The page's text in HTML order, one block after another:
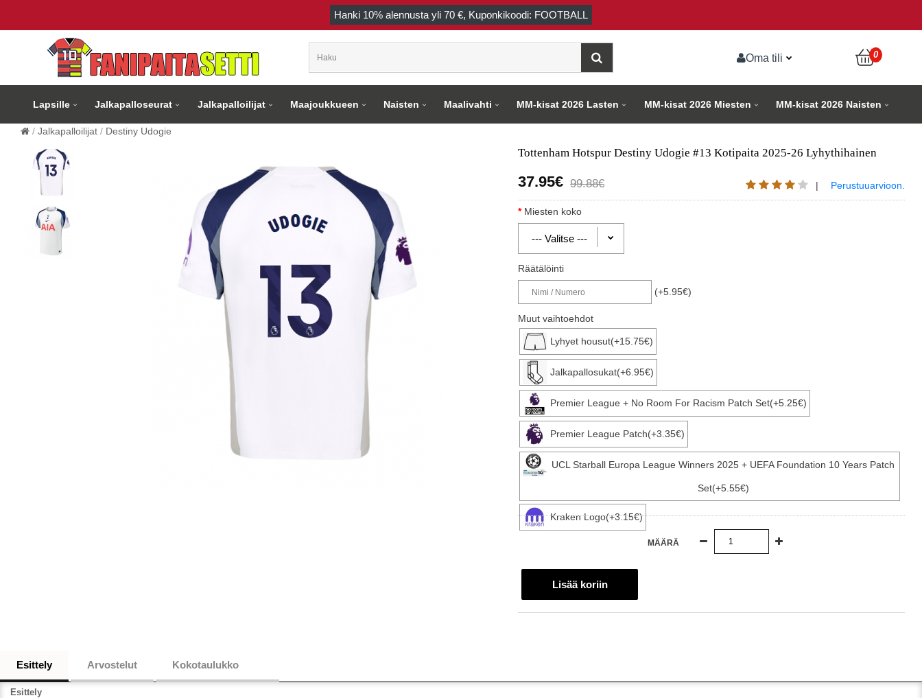
Hanki 10% alennusta yli 70 €, Kuponkikoodi: FOOTBALL
Oma tili 0
Lapsille Jalkapalloseurat Jalkapalloilijat Maajoukkueen Naisten Maalivahti MM-kisat 2026 Lasten MM-kisat 2026 Miesten MM-kisat 2026 Naisten
Jalkapalloilijat Destiny Udogie
Tottenham Hotspur Destiny Udogie #13 Kotipaita 2025-26 Lyhythihainen
37.95€ 99.88€ | Perustuuarvioon.
Miesten koko
Räätälöinti
(+5.95€)
Muut vaihtoehdot
Lyhyet housut(+15.75€)
Jalkapallosukat(+6.95€)
Premier League + No Room For Racism Patch Set(+5.25€)
Premier League Patch(+3.35€)
UCL Starball Europa League Winners 2025 + UEFA Foundation 10 Years Patch
Set(+5.55€)
Kraken Logo(+3.15€)
MÄÄRÄ
Esittely Arvostelut Kokotaulukko
Esittely